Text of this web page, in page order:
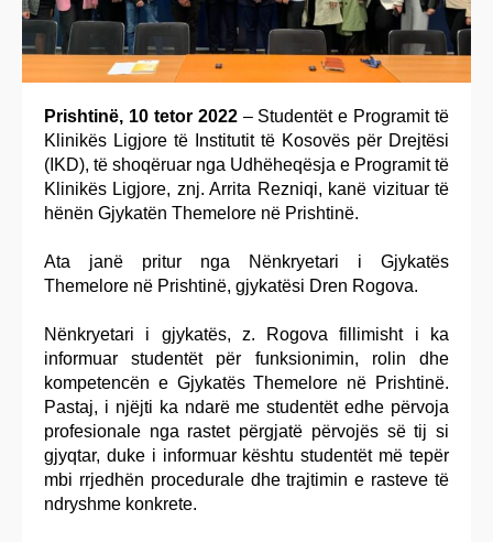
Prishtinë, 10 tetor 2022– Studentët e Programit të
Klinikës Ligjore të Institutit të Kosovës për Drejtësi
(IKD), të shoqëruar nga Udhëheqësja e Programit të
Klinikës Ligjore, znj. Arrita Rezniqi, kanë vizituar të
hënën Gjykatën Themelore në Prishtinë.
Ata janë pritur nga Nënkryetari i Gjykatës
Themelore në Prishtinë, gjykatësi Dren Rogova.
Nënkryetari i gjykatës, z. Rogova fillimisht i ka
informuar studentët për funksionimin, rolin dhe
kompetencën e Gjykatës Themelore në Prishtinë.
Pastaj, i njëjti ka ndarë me studentët edhe përvoja
profesionale nga rastet përgjatë përvojës së tij si
gjyqtar, duke i informuar kështu studentët më tepër
mbi rrjedhën procedurale dhe trajtimin e rasteve të
ndryshme konkrete.